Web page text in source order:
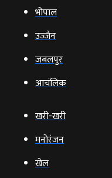
भोपाल
उज्‍जैन
जबलपुर
आचंलिक
खरी-खरी
मनोरंजन
खेल